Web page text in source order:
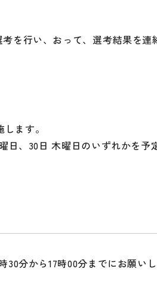
を行い、おって、選考結果を連
ます。
日、30日 木曜日のいずれかを予
分から17時00分までにお願いし